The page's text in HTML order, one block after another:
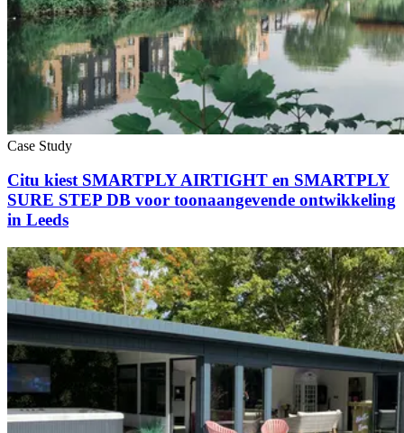
Case Study
Citu kiest SMARTPLY AIRTIGHT en SMARTPLY
SURE STEP DB voor toonaangevende ontwikkeling
in Leeds